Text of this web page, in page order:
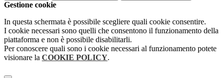
Gestione cookie
In questa schermata è possibile scegliere quali cookie consentire.
I cookie necessari sono quelli che consentono il funzionamento della
piattaforma e non è possibile disabilitarli.
Per conoscere quali sono i cookie necessari al funzionamento potete
visionare la COOKIE POLICY.